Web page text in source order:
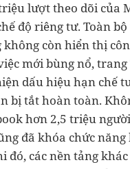
lượt theo dõi của
độ riêng tư. Toàn
không còn hiển thị
mới bùng nổ,
dấu hiệu hạn chế
bị tắt hoàn toàn.
hơn 2,5 triệu
đã khóa chức
đó, các nền tảng